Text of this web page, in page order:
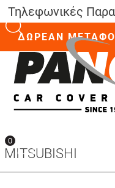
Τηλεφωνικές
ΔΩΡΕΑΝ
0
MITSUBISHI